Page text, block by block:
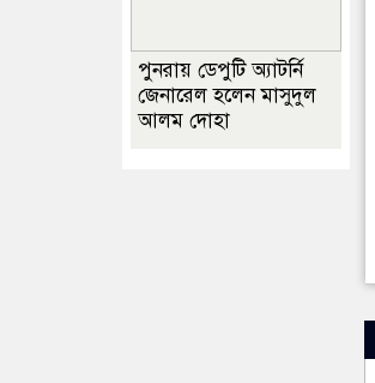
পুনরায় ডেপুটি অ্যাটর্নি
জেনারেল হলেন মাসুদুল
আলম দোহা